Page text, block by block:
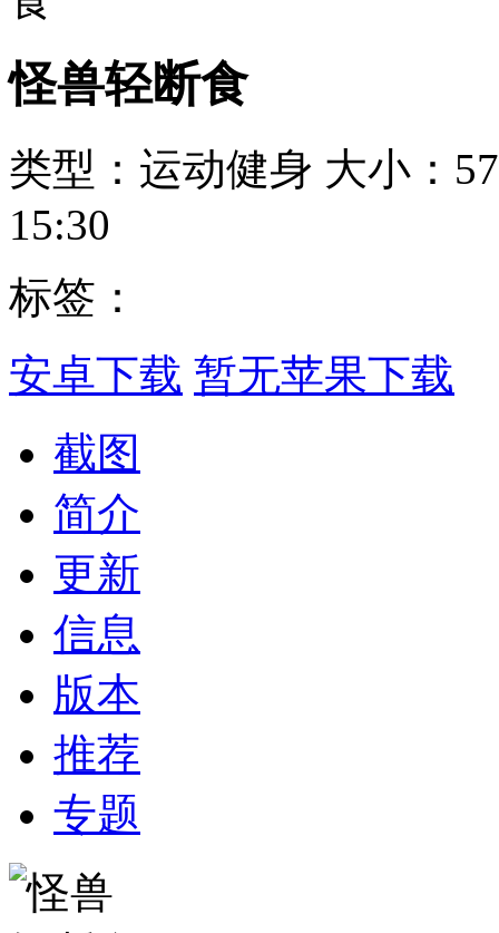
怪兽轻断食
类型：运动健身 大小：
15:30
标签：
安卓下载 暂无苹果下载
截图
简介
更新
信息
版本
推荐
专题